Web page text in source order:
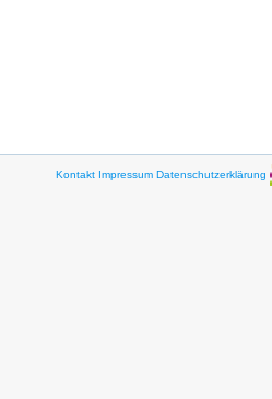
Kontakt Impressum Datenschutzerklärung